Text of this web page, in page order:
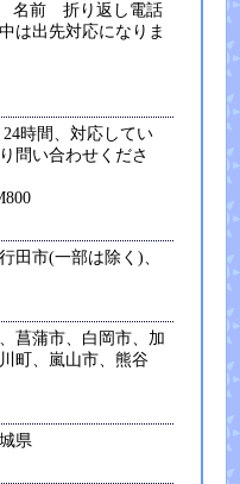
名前 折り返し電話
は出先対応になりま
時間、対応してい
問い合わせくださ
田市(一部は除く)、
菖蒲市、白岡市、加
町、嵐山市、熊谷
県